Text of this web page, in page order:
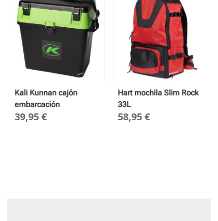
hasta
Kali Kunnan cajón
embarcación
39,95€
Hart mochila Slim Rock
33L
58,95€